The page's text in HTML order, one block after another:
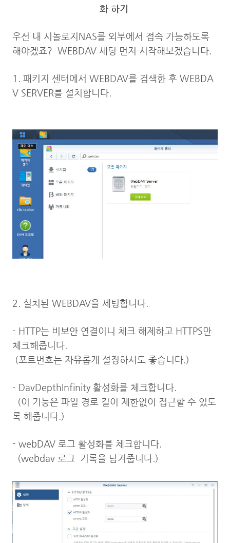
화 하기
우선 내 시놀로지NAS를 외부에서 접속 가능하도록
해야겠죠? WEBDAV 세팅 먼저 시작해보겠습니다.
1. 패키지 센터에서 WEBDAV를 검색한 후 WEBDA
V SERVER를 설치합니다.
2. 설치된 WEBDAV을 세팅합니다.
- HTTP는 비보안 연결이니 체크 해제하고 HTTPS만
체크해줍니다.
(포트번호는 자유롭게 설정하셔도 좋습니다.)
- DavDepthInfinity 활성화를 체크합니다.
(이 기능은 파일 경로 길이 제한없이 접근할 수 있도
록 해줍니다.)
- webDAV 로그 활성화를 체크합니다.
(webdav 로그 기록을 남겨줍니다.)